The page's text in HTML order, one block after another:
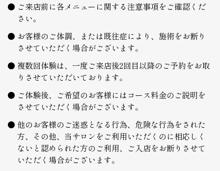
ご来店前に各メニューに関する注意事項をご確認くだ
さい。
お客様のご体調、または既往症により、施術をお断り
させていただく場合がございます。
複数回体験は、一度ご来店後2回目以降のご予約をお取
りさせていただいております。
ご体験後、ご希望のお客様にはコース料金のご説明を
させていただく場合がございます。
他のお客様のご迷惑となる行為、危険な行為をされた
方、その他、当サロンをご利用いただくのに相応しく
ないと認められた方のご利用、ご入店をお断りさせて
いただく場合がございます。